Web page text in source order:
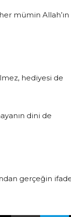
mümin Allah’ın
hediyesi de
dini de
gerçeğin